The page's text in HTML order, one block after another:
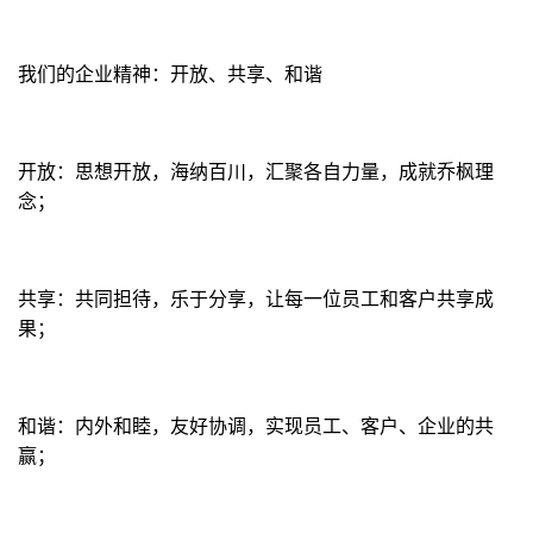
我们的企业精神：开放、共享、和谐
开放：思想开放，海纳百川，汇聚各自力量，成就乔枫理
念；
共享：共同担待，乐于分享，让每一位员工和客户共享成
果；
和谐：内外和睦，友好协调，实现员工、客户、企业的共
赢；